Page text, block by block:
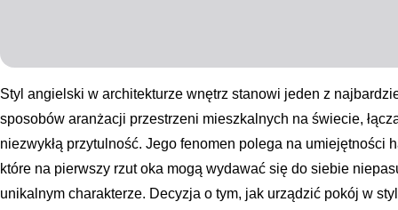
Styl angielski w architekturze wnętrz stanowi jeden z
sposobów aranżacji przestrzeni mieszkalnych na świecie,
niezwykłą przytulność. Jego fenomen polega na umiejętności
które na pierwszy rzut oka mogą wydawać się do siebie
unikalnym charakterze. Decyzja o tym, jak urządzić pokój w